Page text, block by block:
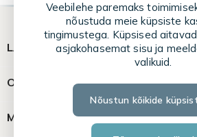
LASTE LEMMIKUD
OSTUABI
MINU KONTO
Veebilehe paremaks
nõustuda meie küpsiste
tingimustega. Küpsised
asjakohasemat sisu ja
valikuid.
Nõustun kõikide